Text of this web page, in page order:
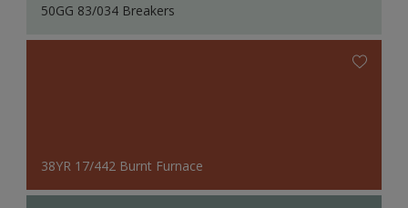
50GG 83/034 Breakers
38YR 17/442 Burnt Furnace